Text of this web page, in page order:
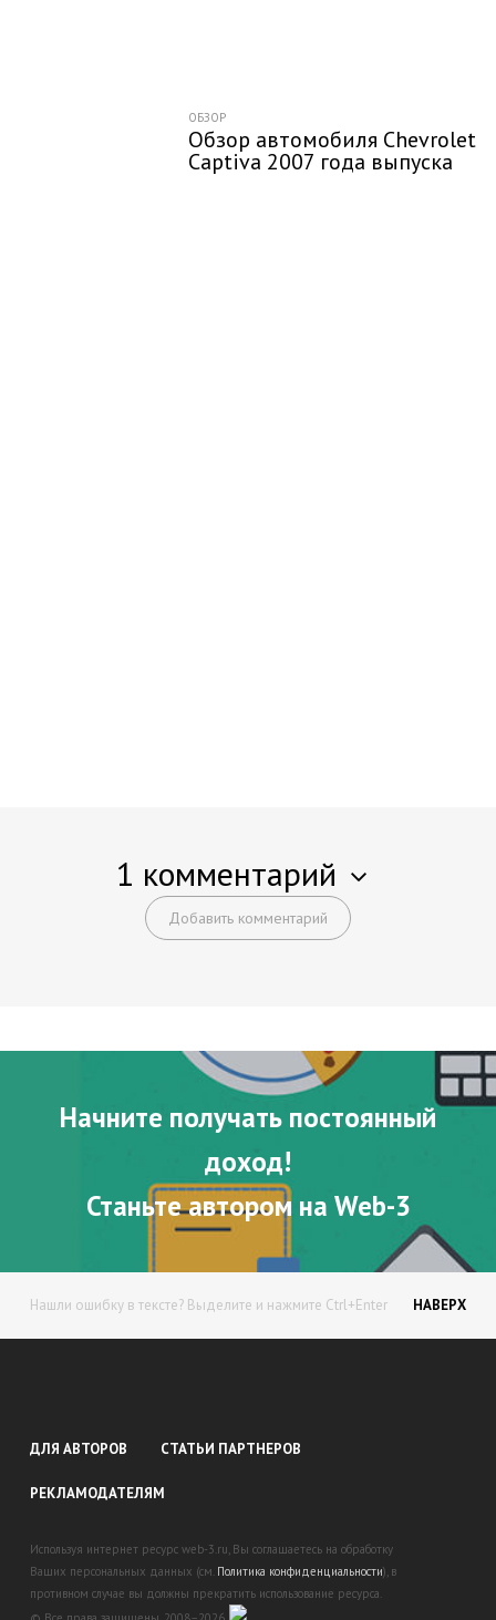
ОБЗОР
Обзор автомобиля Chevrolet
Captiva 2007 года выпуска
1 комментарий
Добавить комментарий
Начните получать постоянный
доход!
Станьте автором на Web-3
Нашли ошибку в тексте? Выделите и нажмите Ctrl+Enter НАВЕРХ
ДЛЯ АВТОРОВ СТАТЬИ ПАРТНЕРОВ
РЕКЛАМОДАТЕЛЯМ
Используя интернет ресурс web-3.ru, Вы соглашаетесь на обработку
Ваших персональных данных (см. Политика конфиденциальности), в
противном случае вы должны прекратить использование ресурса.